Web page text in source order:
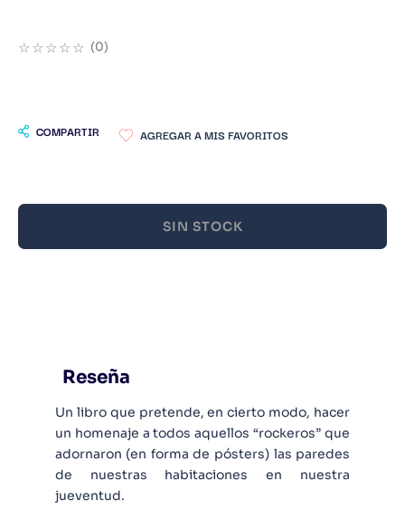
☆☆☆☆☆ (0)
COMPARTIR
SIN STOCK
Reseña
Un libro que pretende, en cierto modo, hacer
un homenaje a todos aquellos “rockeros” que
adornaron (en forma de pósters) las paredes
de nuestras habitaciones en nuestra
jueventud.
10. Warhammer